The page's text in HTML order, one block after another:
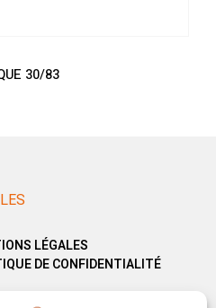
30/83
LÉGALES
DE CONFIDENTIALITÉ